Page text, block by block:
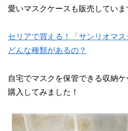
愛いマスクケースも販売していま
セリアで買える！「サンリオマス
どんな種類があるの？
自宅でマスクを保管できる収納
購入してみました！